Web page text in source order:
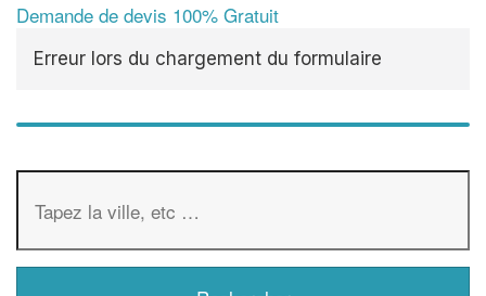
Demande de devis 100% Gratuit
Erreur lors du chargement du formulaire